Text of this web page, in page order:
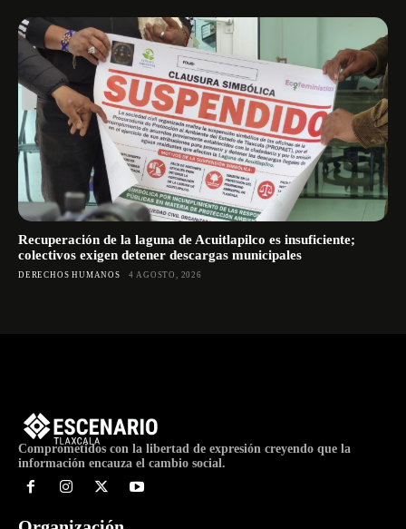
Recuperación de la laguna de Acuitlapilco es insuficiente;
colectivos exigen detener descargas municipales
DERECHOS HUMANOS 4 AGOSTO, 2026
Comprometidos con la libertad de expresión creyendo que la
información encauza el cambio social.